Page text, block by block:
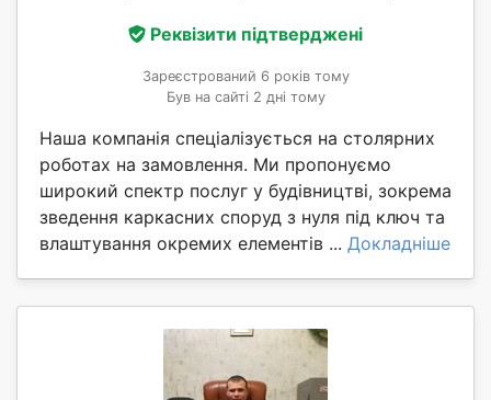
Реквізити підтверджені
Зареєстрований 6 років тому
Був на сайті 2 дні тому
Наша компанія спеціалізується на столярних
роботах на замовлення. Ми пропонуємо
широкий спектр послуг у будівництві, зокрема
зведення каркасних споруд з нуля під ключ та
влаштування окремих елементів ... Докладніше